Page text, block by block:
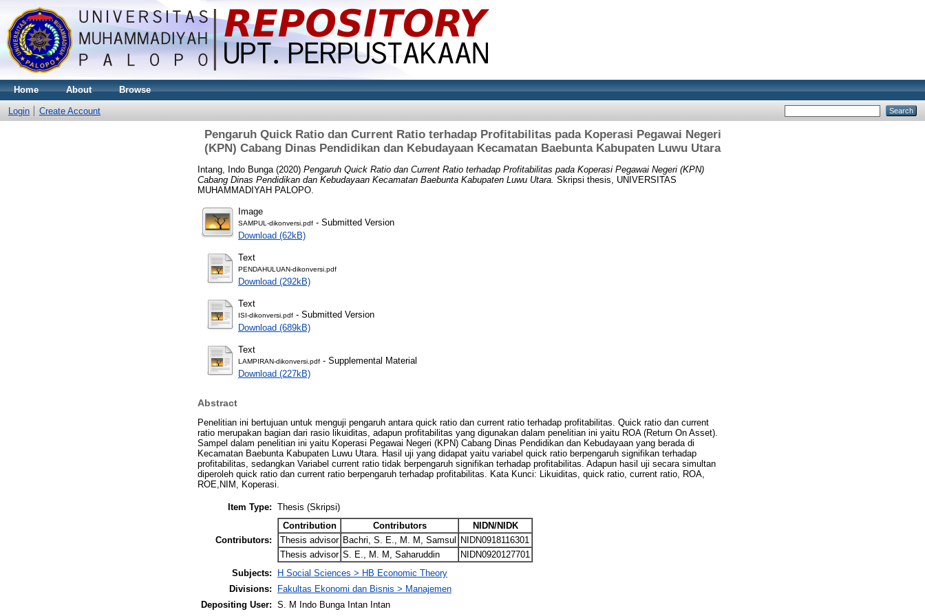
Home About Browse
Login Create Account
Pengaruh Quick Ratio dan Current Ratio terhadap Profitabilitas pada Koperasi Pegawai Negeri
(KPN) Cabang Dinas Pendidikan dan Kebudayaan Kecamatan Baebunta Kabupaten Luwu Utara
Intang, Indo Bunga (2020) Pengaruh Quick Ratio dan Current Ratio terhadap Profitabilitas pada Koperasi Pegawai Negeri (KPN)
Cabang Dinas Pendidikan dan Kebudayaan Kecamatan Baebunta Kabupaten Luwu Utara. Skripsi thesis, UNIVERSITAS
MUHAMMADIYAH PALOPO.
Image
SAMPUL-dikonversi.pdf - Submitted Version
Download (62kB)
Text
PENDAHULUAN-dikonversi.pdf
Download (292kB)
Text
ISI-dikonversi.pdf - Submitted Version
Download (689kB)
Text
LAMPIRAN-dikonversi.pdf - Supplemental Material
Download (227kB)
Abstract
Penelitian ini bertujuan untuk menguji pengaruh antara quick ratio dan current ratio terhadap profitabilitas. Quick ratio dan current
ratio merupakan bagian dari rasio likuiditas, adapun profitabilitas yang digunakan dalam penelitian ini yaitu ROA (Return On Asset).
Sampel dalam penelitian ini yaitu Koperasi Pegawai Negeri (KPN) Cabang Dinas Pendidikan dan Kebudayaan yang berada di
Kecamatan Baebunta Kabupaten Luwu Utara. Hasil uji yang didapat yaitu variabel quick ratio berpengaruh signifikan terhadap
profitabilitas, sedangkan Variabel current ratio tidak berpengaruh signifikan terhadap profitabilitas. Adapun hasil uji secara simultan
diperoleh quick ratio dan current ratio berpengaruh terhadap profitabilitas. Kata Kunci: Likuiditas, quick ratio, current ratio, ROA,
ROE,NIM, Koperasi.
Item Type: Thesis (Skripsi)
Contributors:
Contribution Contributors
NIDN/NIDK
Thesis advisor Bachri, S. E., M. M, Samsul
NIDN0918116301
Thesis advisor S. E., M. M, Saharuddin
NIDN0920127701
Subjects:
H Social Sciences > HB Economic Theory
Divisions:
Fakultas Ekonomi dan Bisnis > Manajemen
Depositing User: S. M Indo Bunga Intan Intan